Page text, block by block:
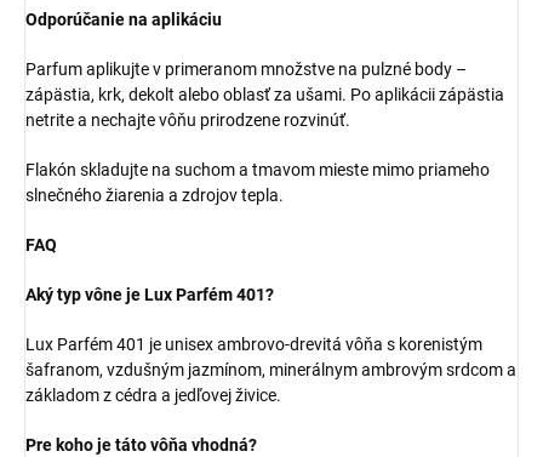
Odporúčanie na aplikáciu
Parfum aplikujte v primeranom množstve na pulzné body –
zápästia, krk, dekolt alebo oblasť za ušami. Po aplikácii zápästia
netrite a nechajte vôňu prirodzene rozvinúť.
Flakón skladujte na suchom a tmavom mieste mimo priameho
slnečného žiarenia a zdrojov tepla.
FAQ
Aký typ vône je Lux Parfém 401?
Lux Parfém 401 je unisex ambrovo-drevitá vôňa s korenistým
šafranom, vzdušným jazmínom, minerálnym ambrovým srdcom a
základom z cédra a jedľovej živice.
Pre koho je táto vôňa vhodná?